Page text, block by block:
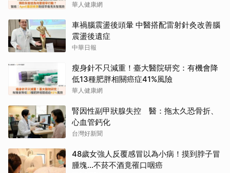
華人健康網
車禍腦震盪後頭暈 中醫搭配雷射針灸改善腦
震盪後遺症
中華日報
瘦身針不只減重！臺大醫院研究：有機會降
低13種肥胖相關癌症41%風險
華人健康網
腎因性副甲狀腺失控 醫：拖太久恐骨折、
心血管鈣化
台灣好新聞
48歲女強人反覆感冒以為小病！摸到脖子冒
腫塊...不菸不酒竟罹口咽癌